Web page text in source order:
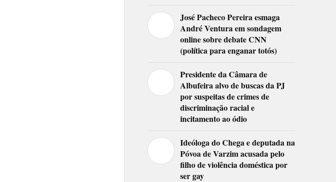
José Pacheco Pereira esmaga
André Ventura em sondagem
online sobre debate CNN
(política para enganar totós)
Presidente da Câmara de
Albufeira alvo de buscas da PJ
por suspeitas de crimes de
discriminação racial e
incitamento ao ódio
Ideóloga do Chega e deputada na
Póvoa de Varzim acusada pelo
filho de violência doméstica por
ser gay